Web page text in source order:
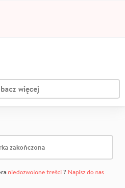
więcej
zakończona
niedozwolone treści? Napisz do nas